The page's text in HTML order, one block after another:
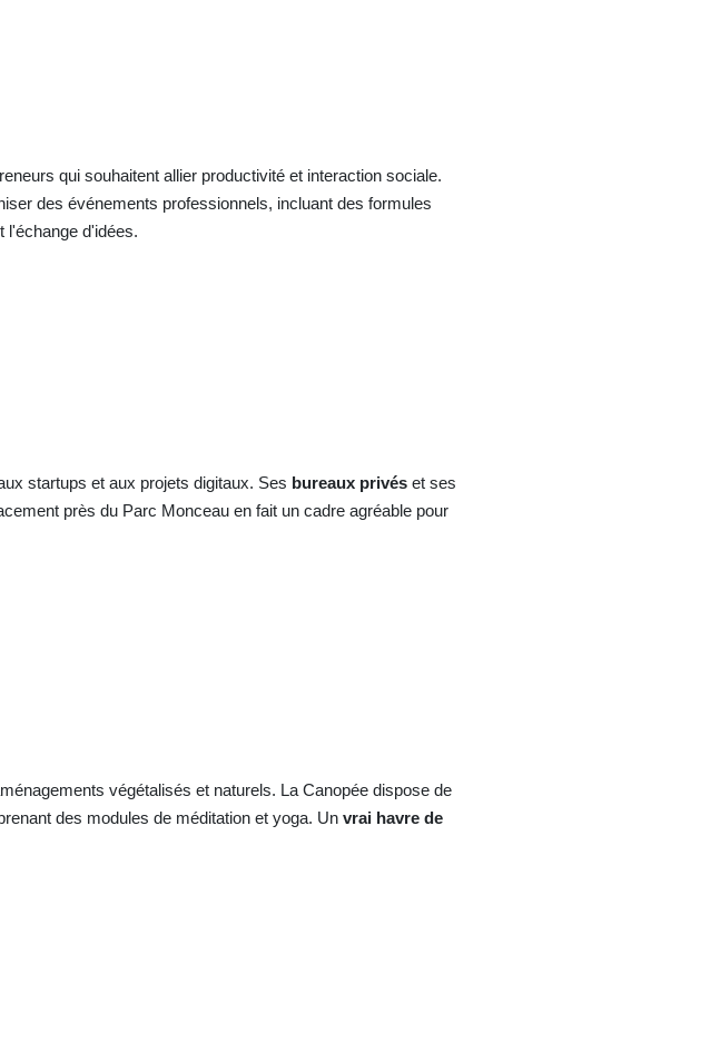
qui souhaitent allier productivité et interaction sociale.
des événements professionnels, incluant des formules
l'échange d'idées.
startups et aux projets digitaux. Ses bureaux privés et ses
près du Parc Monceau en fait un cadre agréable pour
végétalisés et naturels. La Canopée dispose de
des modules de méditation et yoga. Un vrai havre de